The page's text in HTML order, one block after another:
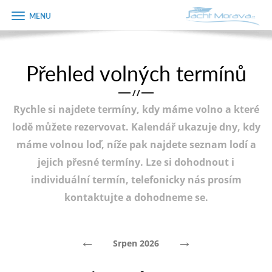
Úvodní strana
Plán plavby
Tipy na výlet
Fotogalerie
Zobrazit
menu
Přehled volných termínů
/ /
Rychle si najdete termíny, kdy máme volno a které
lodě můžete rezervovat. Kalendář ukazuje dny, kdy
máme volnou loď, níže pak najdete seznam lodí a
jejich přesné termíny. Lze si dohodnout i
individuální termín, telefonicky nás prosím
kontaktujte a dohodneme se.
← Srpen 2026 →
Objednávka
dárkového
Jméno
Telefon
E-mail